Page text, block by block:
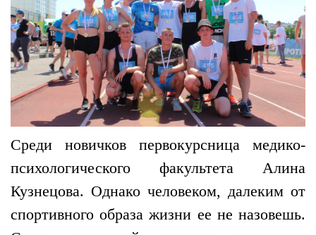
Среди новичков первокурсница медико-
психологического факультета Алина
Кузнецова. Однако человеком, далеким от
спортивного образа жизни ее не назовешь.